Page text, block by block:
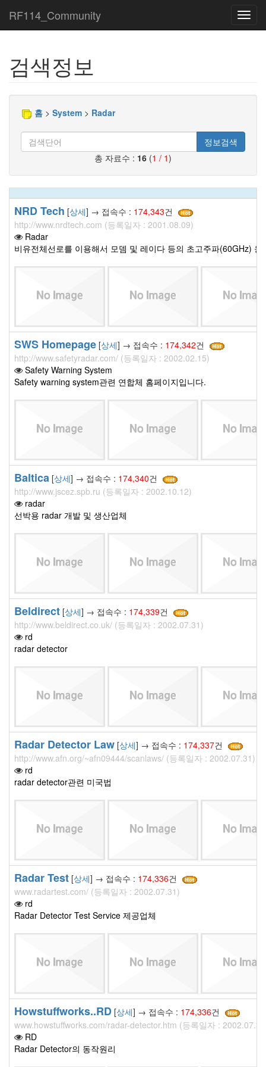
RF114_Community
검색정보
홈 > System > Radar
정보검색
총 자료수 : 16 (1 / 1)
NRD Tech [상세] → 접속수 : 174,343건
http://www.nrdtech.com (등록일자 : 2001.08.09)
Radar
비유전체선로를 이용해서 모뎀 및 레이다 등의 초고주파(60GHz)
SWS Homepage [상세] → 접속수 : 174,342건
http://www.safetyradar.com/ (등록일자 : 2002.02.15)
Safety Warning System
Safety warning system관련 연합체 홈페이지입니다.
Baltica [상세] → 접속수 : 174,340건
http://www.jscez.spb.ru (등록일자 : 2002.10.12)
radar
선박용 radar 개발 및 생산업체
Beldirect [상세] → 접속수 : 174,339건
http://www.beldirect.co.uk/ (등록일자 : 2002.07.31)
rd
radar detector
Radar Detector Law [상세] → 접속수 : 174,337건
http://www.afn.org/~afn09444/scanlaws/ (등록일자 : 2002.07.31)
rd
radar detector관련 미국법
Radar Test [상세] → 접속수 : 174,336건
www.radartest.com/ (등록일자 : 2002.07.31)
rd
Radar Detector Test Service 제공업체
Howstuffworks..RD [상세] → 접속수 : 174,336건
www.howstuffworks.com/radar-detector.htm (등록일자 :
RD
Radar Detector의 동작원리